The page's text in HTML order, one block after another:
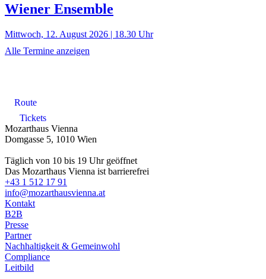
Wiener Ensemble
Mittwoch, 12. August 2026 | 18.30 Uhr
Alle Termine anzeigen
Route
Tickets
Mozarthaus Vienna
Domgasse 5, 1010 Wien
Täglich von 10 bis 19 Uhr geöffnet
Das Mozarthaus Vienna ist barrierefrei
+43 1 512 17 91
info@mozarthausvienna.at
Kontakt
B2B
Presse
Partner
Nachhaltigkeit & Gemeinwohl
Compliance
Leitbild